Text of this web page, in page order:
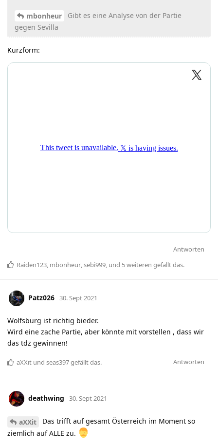
mbonheur
Gibt es eine Analyse von der Partie
gegen Sevilla
Kurzform:
Antworten
Raiden123, mbonheur,sebi999, und 5weiteren gefällt das.
Patz026 30. Sept 2021
Wolfsburg ist richtig bieder.
Wird eine zache Partie, aber könnte mit vorstellen , dass wir
das tdz gewinnen!
Antworten
aXXit und seas397gefällt das.
deathwing 30. Sept 2021
aXXit
Das trifft auf gesamt Österreich im Moment so
ziemlich auf ALLE zu.